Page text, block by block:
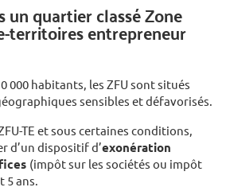
quartier classé Zone
territoires entrepreneur
000 habitants, les ZFU sont situés
sensibles et défavorisés.
TE et sous certaines conditions,
d’un dispositif d’exonération
(impôt sur les sociétés ou impôt
5 ans.